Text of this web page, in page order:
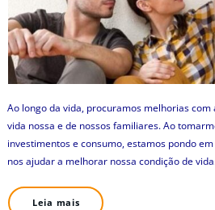
Ao longo da vida, procuramos melhorias
vida nossa e de nossos familiares. Ao
investimentos e consumo, estamos pondo
nos ajudar a melhorar nossa condição de
Leia mais